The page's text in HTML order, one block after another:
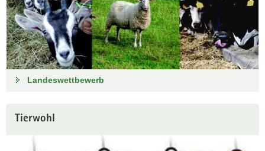
Landeswettbewerb
Tierwohl